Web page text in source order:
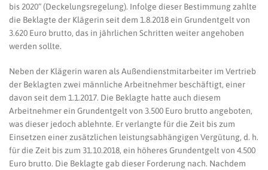
bis 2020“ (Deckelungsregelung). Infolge dieser Bestimmung zahlte
die Beklagte der Klägerin seit dem 1.8.2018 ein Grundentgelt von
3.620 Euro brutto, das in jährlichen Schritten weiter angehoben
werden sollte.
Neben der Klägerin waren als Außendienstmitarbeiter im Vertrieb
der Beklagten zwei männliche Arbeitnehmer beschäftigt, einer
davon seit dem 1.1.2017. Die Beklagte hatte auch diesem
Arbeitnehmer ein Grundentgelt von 3.500 Euro brutto angeboten,
was dieser jedoch ablehnte. Er verlangte für die Zeit bis zum
Einsetzen einer zusätzlichen leistungsabhängigen Vergütung, d. h.
für die Zeit bis zum 31.10.2018, ein höheres Grundentgelt von 4.500
Euro brutto. Die Beklagte gab dieser Forderung nach. Nachdem